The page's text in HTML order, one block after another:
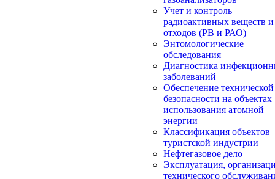
Учет и контроль
радиоактивных веществ и
отходов (РВ и РАО)
Энтомологические
обследования
Диагностика
заболеваний
Обеспечение технической
безопасности на объектах
использования атомной
энергии
Классификация объектов
туристской индустрии
Нефтегазовое дело
Эксплуатация,
технического